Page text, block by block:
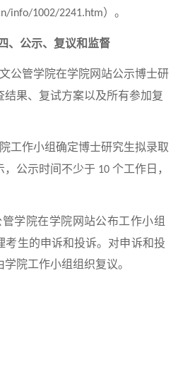
info/1002/2241.htm）。
四、公示、复议和监督
公管学院在学院网站公示博士研
果、复试方案以及所有参加复
工作小组确定博士研究生拟录取
，公示时间不少于 10个工作日，
学院在学院网站公布工作小组
考生的申诉和投诉。对申诉和投
院工作小组组织复议。